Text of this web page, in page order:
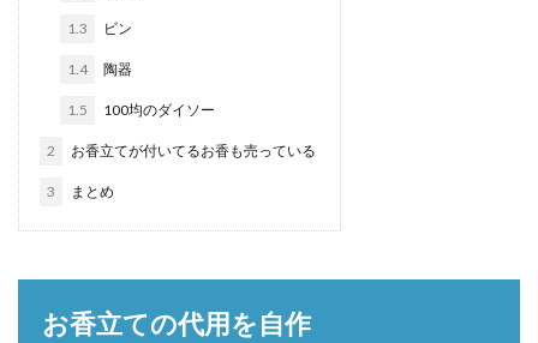
1.3 ビン
1.4 陶器
1.5 100均のダイソー
2 お香立てが付いてるお香も売っている
3 まとめ
お香立ての代用を自作